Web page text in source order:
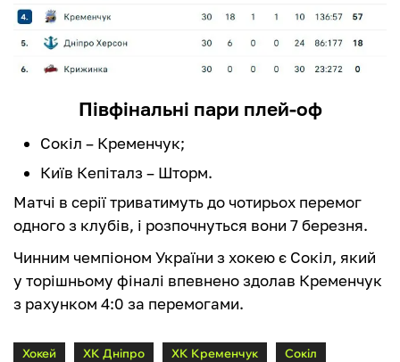
Півфінальні пари плей-оф
Сокіл – Кременчук;
Київ Кепіталз – Шторм.
Матчі в серії триватимуть до чотирьох перемог
одного з клубів, і розпочнуться вони 7 березня.
Чинним чемпіоном України з хокею є Сокіл, який
у торішньому фіналі впевнено здолав Кременчук
з рахунком 4:0 за перемогами.
Хокей ХК Дніпро ХК Кременчук
Сокіл